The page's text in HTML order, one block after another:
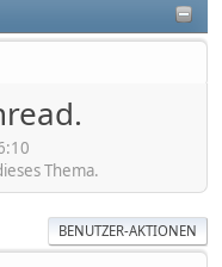
Thema.
BENUTZER-AKTIONEN